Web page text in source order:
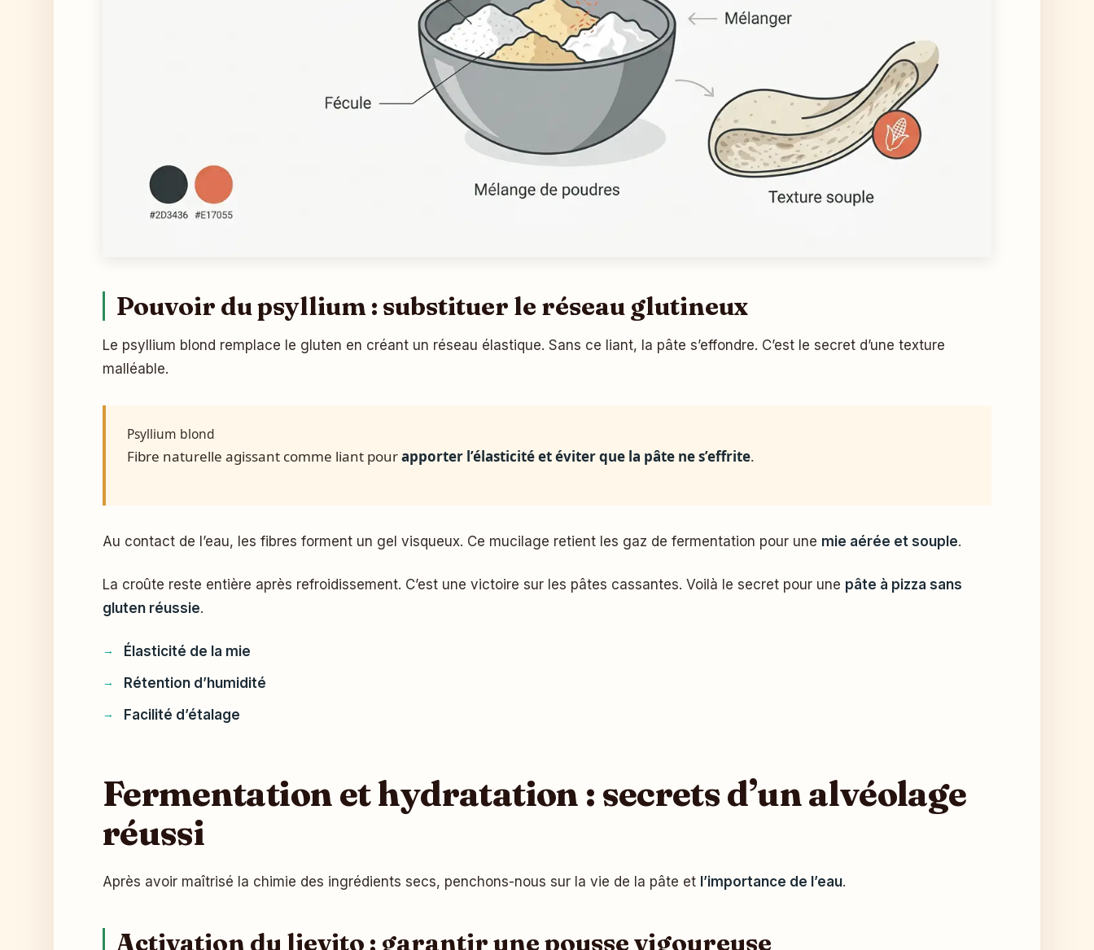
Pouvoir du psyllium : substituer le réseau glutineux
Le psyllium blond remplace le gluten en créant un réseau élastique. Sans ce liant, la pâte s’effondre. C’est le secret d’une texture
malléable.
Psyllium blond
Fibre naturelle agissant comme liant pourapporter l’élasticité et éviter que la pâte ne s’effrite.
Au contact de l’eau, les fibres forment un gel visqueux. Ce mucilage retient les gaz de fermentation pour une mie aérée et souple.
La croûte reste entière après refroidissement. C’est une victoire sur les pâtes cassantes. Voilà le secret pour une pâte à pizza sans
gluten réussie.
Élasticité de la mie
Rétention d’humidité
Facilité d’étalage
Fermentation et hydratation : secrets d’un alvéolage
réussi
Après avoir maîtrisé la chimie des ingrédients secs, penchons-nous sur la vie de la pâte et l’importance de l’eau.
Activation du lievito : garantir une pousse vigoureuse